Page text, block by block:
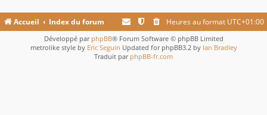
Accueil Index du forum Heures au format UTC+01:00
Développé par phpBB® Forum Software © phpBB Limited
metrolike style by Eric Seguin Updated for phpBB3.2 by Ian Bradley
Traduit par phpBB-fr.com